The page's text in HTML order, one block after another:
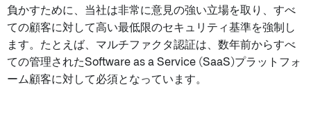
負かすために、当社は非常に意見の強い立場を取り、すべ
ての顧客に対して高い最低限のセキュリティ基準を強制し
ます。たとえば、マルチファクタ認証は、数年前からすべ
ての管理されたSoftware as a Service (SaaS)プラットフォ
ーム顧客に対して必須となっています。